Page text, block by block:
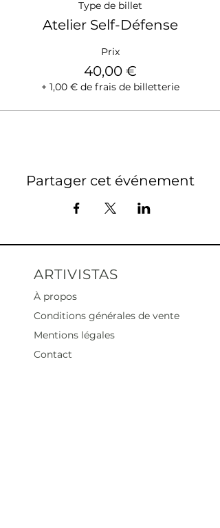
Type de billet
Atelier Self-Défense
Prix
40,00 €
+ 1,00 € de frais de billetterie
Partager cet événement
ARTIVISTAS
À propos
Conditions générales de vente
Mentions légales
Contact